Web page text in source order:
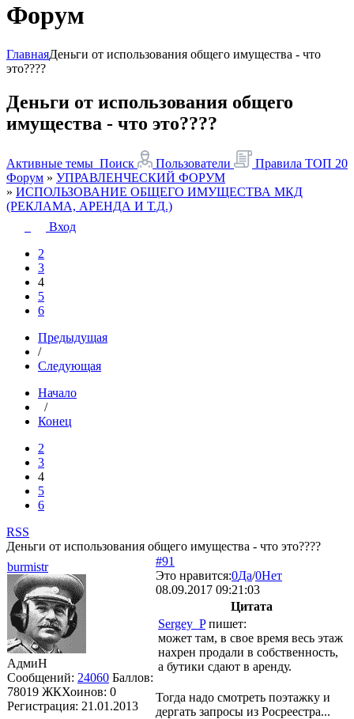
Форум
ГлавнаяДеньги от использования общего имущества - что
это????
Деньги от использования общего
имущества - что это????
Активные темы Поиск Пользователи Правила ТОП 20
Форум » УПРАВЛЕНЧЕСКИЙ ФОРУМ
» ИСПОЛЬЗОВАНИЕ ОБЩЕГО ИМУЩЕСТВА МКД
(РЕКЛАМА, АРЕНДА И Т.Д.)
Вход
2
3
4
5
6
Предыдущая
/
Следующая
Начало
/
Конец
2
3
4
5
6
RSS
Деньги от использования общего имущества - что это????
burmistr
АдмиН
Сообщений: 24060 Баллов:
78019 ЖКХоинов: 0
Регистрация: 21.01.2013
#91
Это нравится:0Да/0Нет
08.09.2017 09:21:03
Цитата
Sergey_Pпишет:
может там, в свое время весь этаж
нахрен продали в собственность,
а бутики сдают в аренду.
Тогда надо смотреть поэтажку и
дергать запросы из Росреестра...